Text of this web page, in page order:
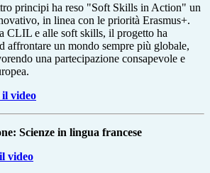
principi ha reso "Soft Skills in Action" un
in linea con le priorità Erasmus+.
CLIL e alle soft skills, il progetto ha
affrontare un mondo sempre più globale,
una partecipazione consapevole e
il video
Scienze in lingua francese
video